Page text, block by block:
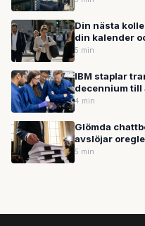
Din nästa
din kalender
5 min
IBM staplar
decennium
4 min
Glömda
avslöjar
5 min